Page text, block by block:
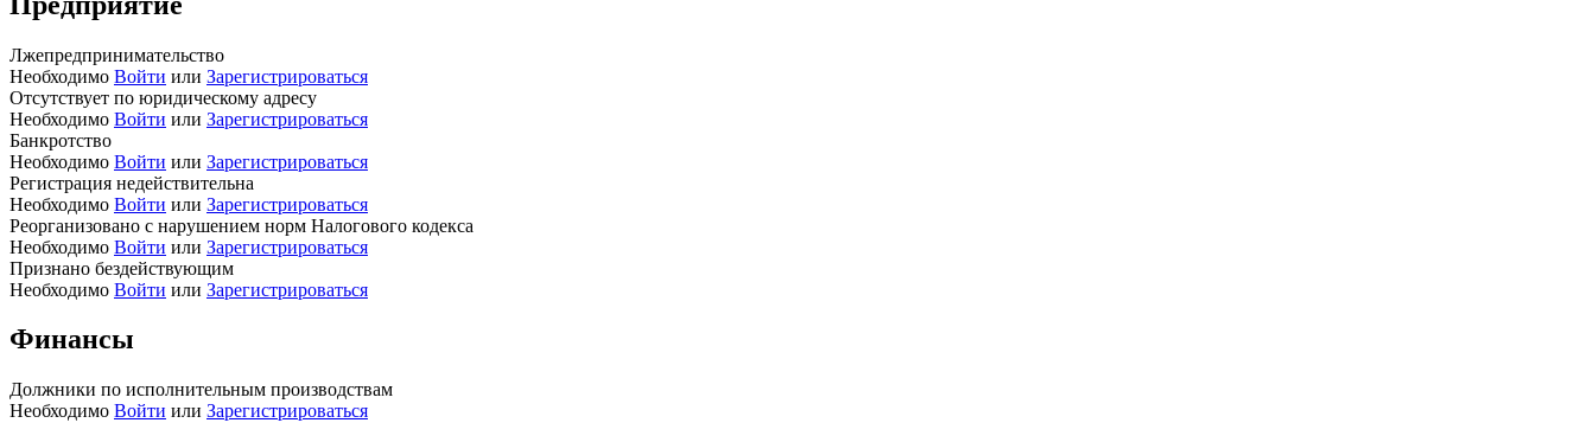
Лжепредпринимательство
Необходимо Войти или Зарегистрироваться
Отсутствует по юридическому адресу
Необходимо Войти или Зарегистрироваться
Банкротство
Необходимо Войти или Зарегистрироваться
Регистрация недействительна
Необходимо Войти или Зарегистрироваться
Реорганизовано с нарушением норм Налогового кодекса
Необходимо Войти или Зарегистрироваться
Признано бездействующим
Необходимо Войти или Зарегистрироваться
Финансы
Должники по исполнительным производствам
Необходимо Войти или Зарегистрироваться